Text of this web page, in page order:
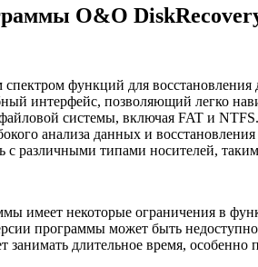
O&O
функций для восстановления
интерфейс, позволяющий легко
системы, включая FAT и NTFS.
анализа данных и
с различными типами носителей,
имеет некоторые ограничения в
программы может быть
занимать длительное время,